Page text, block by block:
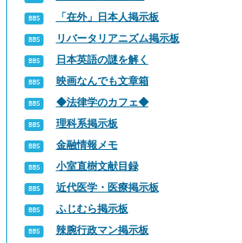
「在外」日本人掲示板
リバータリアニズム掲示板
日本英語の謎を解く
映画なんでも文章箱
◆法律学のカフェ◆
理科系掲示板
金融情報メモ
小室直樹文献目録
近代医学・医療掲示板
ふじむら掲示板
辣腕行政マン掲示板